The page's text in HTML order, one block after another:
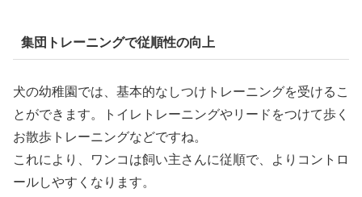
集団トレーニングで従順性の向上
犬の幼稚園では、基本的なしつけトレーニングを受けるこ
とができます。トイレトレーニングやリードをつけて歩く
お散歩トレーニングなどですね。
これにより、ワンコは飼い主さんに従順で、よりコントロ
ールしやすくなります。